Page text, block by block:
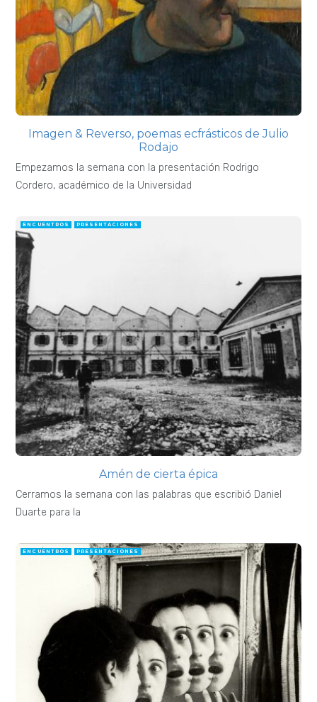
Imagen & Reverso, poemas ecfrásticos de Julio
Rodajo
Empezamos la semana con la presentación Rodrigo
Cordero, académico de la Universidad
ENCUENTROS PRESENTACIONES
Amén de cierta épica
Cerramos la semana con las palabras que escribió Daniel
Duarte para la
ENCUENTROS PRESENTACIONES